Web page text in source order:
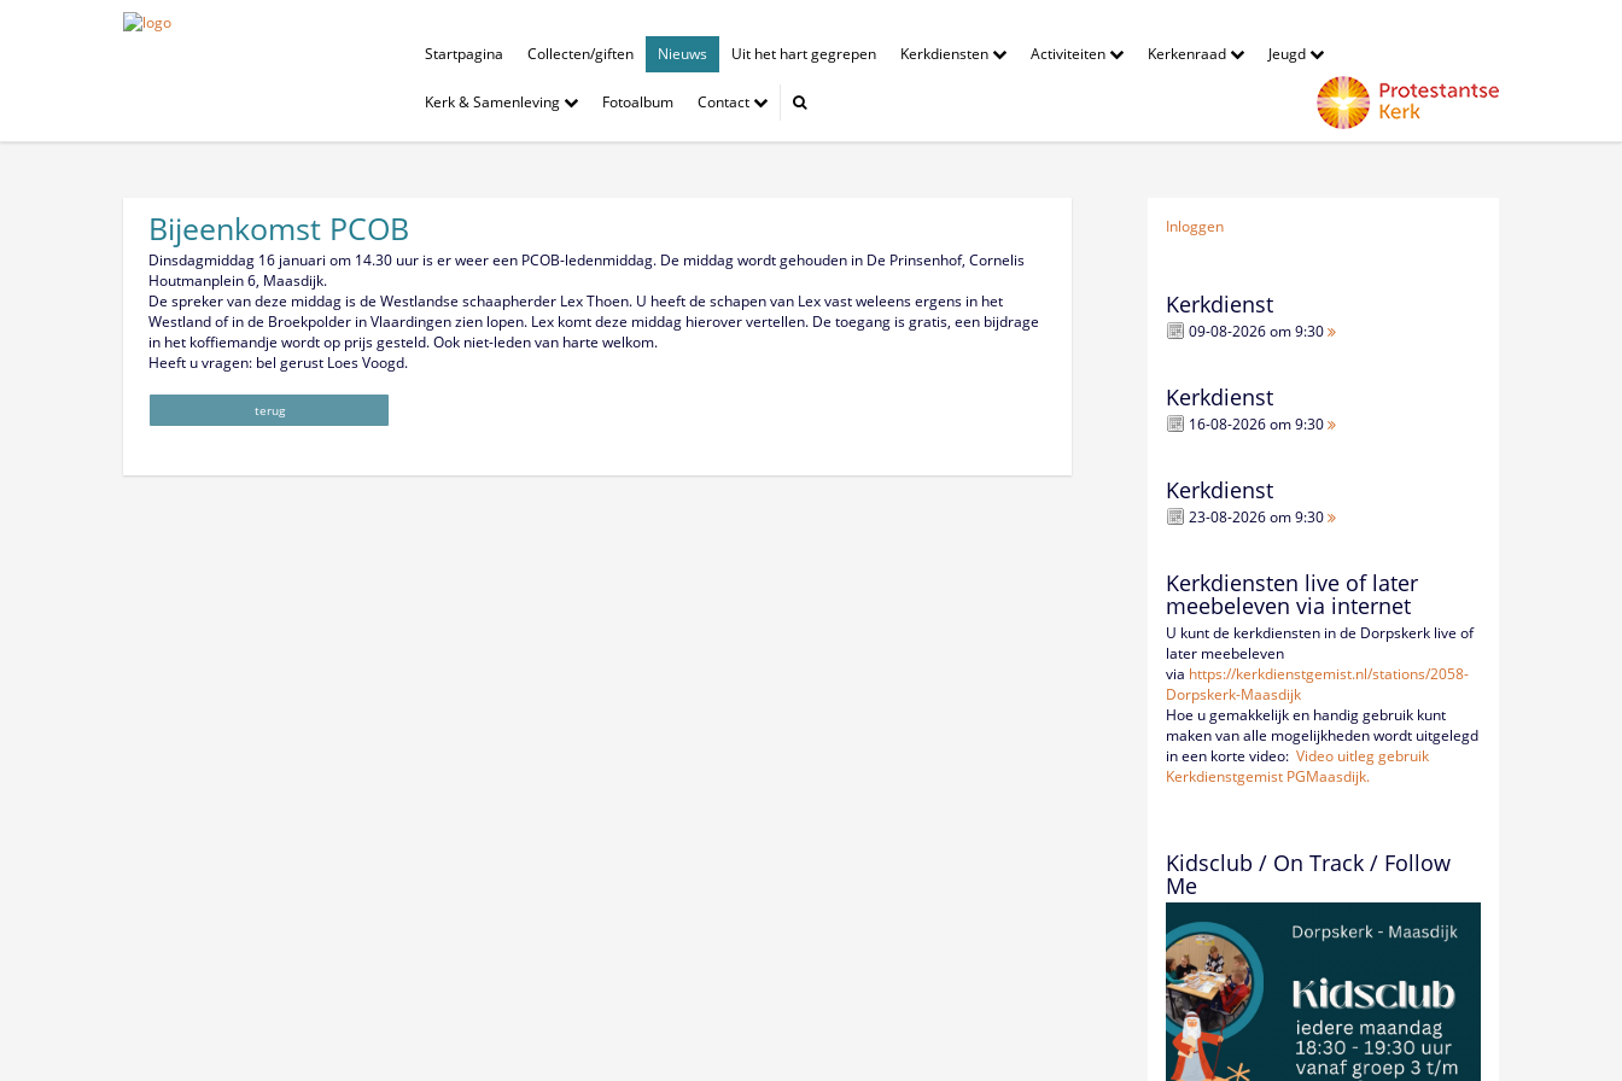
Startpagina Collecten/giften Nieuws Uit het hart gegrepen Kerkdiensten Activiteiten Kerkenraad Jeugd
Kerk & Samenleving Fotoalbum Contact
Bijeenkomst PCOB
Dinsdagmiddag 16 januari om 14.30 uur is er weer een PCOB-ledenmiddag. De middag wordt gehouden in De Prinsenhof, Cornelis
Houtmanplein 6, Maasdijk.
De spreker van deze middag is de Westlandse schaapherder Lex Thoen. U heeft de schapen van Lex vast weleens ergens in het
Westland of in de Broekpolder in Vlaardingen zien lopen. Lex komt deze middag hierover vertellen. De toegang is gratis, een bijdrage
in het koffiemandje wordt op prijs gesteld. Ook niet-leden van harte welkom.
Heeft u vragen: bel gerust Loes Voogd.
terug
Inloggen
Kerkdienst
09-08-2026 om 9:30
Kerkdienst
16-08-2026 om 9:30
Kerkdienst
23-08-2026 om 9:30
Kerkdiensten live of later
meebeleven via internet
U kunt de kerkdiensten in de Dorpskerk live of
later meebeleven
via https://kerkdienstgemist.nl/stations/2058-
Dorpskerk-Maasdijk
Hoe u gemakkelijk en handig gebruik kunt
maken van alle mogelijkheden wordt uitgelegd
in een korte video:Video uitleg gebruik
Kerkdienstgemist PGMaasdijk.
Kidsclub / On Track / Follow
Me